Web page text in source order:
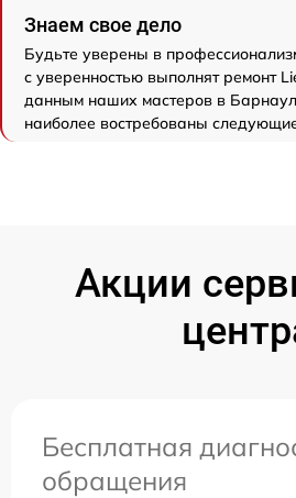
Знаем свое дело
Будьте уверены в
с уверенностью выполнят ремонт
данным наших мастеров в
наиболее востребованы
Акции
Бесплатная
обращения